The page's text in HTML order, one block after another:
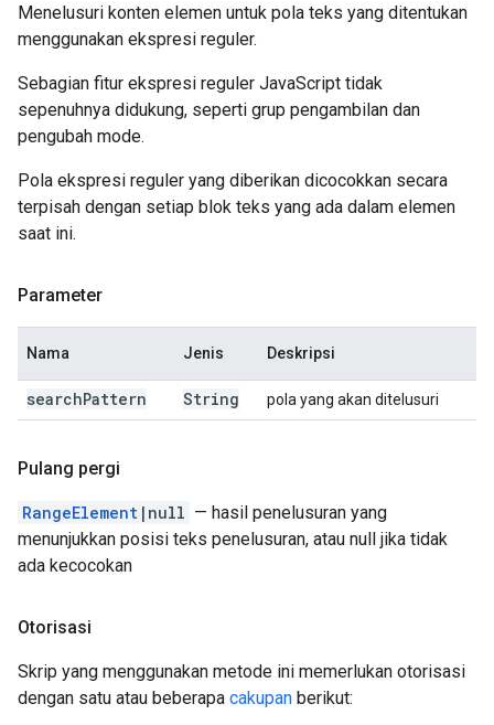
Menelusuri konten elemen untuk pola teks yang ditentukan
menggunakan ekspresi reguler.
Sebagian fitur ekspresi reguler JavaScript tidak
sepenuhnya didukung, seperti grup pengambilan dan
pengubah mode.
Pola ekspresi reguler yang diberikan dicocokkan secara
terpisah dengan setiap blok teks yang ada dalam elemen
saat ini.
Parameter
Nama Jenis Deskripsi
searchPattern String pola yang akan ditelusuri
Pulang pergi
RangeElement |null — hasil penelusuran yang
menunjukkan posisi teks penelusuran, atau null jika tidak
ada kecocokan
Otorisasi
Skrip yang menggunakan metode ini memerlukan otorisasi
dengan satu atau beberapa cakupan berikut: